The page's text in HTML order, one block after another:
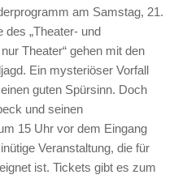
am Samstag, 21.
des „Theater- und
Theater“ gehen mit den
Ein mysteriöser Vorfall
guten Spürsinn. Doch
und seinen
15 Uhr vor dem Eingang
Veranstaltung, die für
ist. Tickets gibt es zum